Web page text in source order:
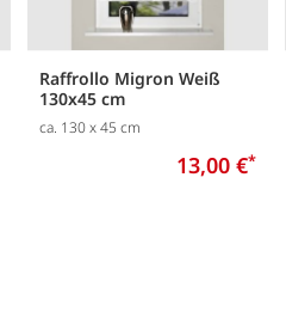
Raffrollo Migron Weiß
130x45 cm
ca. 130 x 45 cm
13,00 €*